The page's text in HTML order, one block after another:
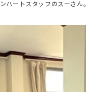
ハートスタッフのスーさん。